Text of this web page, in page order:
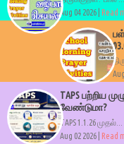
Aug 04 2026 | Read
TAPS பற்றிய
வேண்டுமா?
TAPS 1.1.26 முதல்...
Aug 02 2026 |
Read